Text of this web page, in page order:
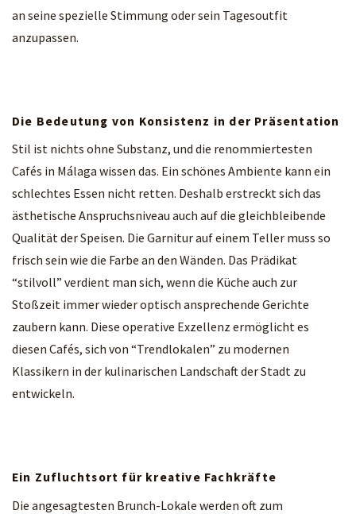
an seine spezielle Stimmung oder sein Tagesoutfit
anzupassen.
Die Bedeutung von Konsistenz in der Präsentation
Stil ist nichts ohne Substanz, und die renommiertesten
Cafés in Málaga wissen das. Ein schönes Ambiente kann ein
schlechtes Essen nicht retten. Deshalb erstreckt sich das
ästhetische Anspruchsniveau auch auf die gleichbleibende
Qualität der Speisen. Die Garnitur auf einem Teller muss so
frisch sein wie die Farbe an den Wänden. Das Prädikat
“stilvoll” verdient man sich, wenn die Küche auch zur
Stoßzeit immer wieder optisch ansprechende Gerichte
zaubern kann. Diese operative Exzellenz ermöglicht es
diesen Cafés, sich von “Trendlokalen” zu modernen
Klassikern in der kulinarischen Landschaft der Stadt zu
entwickeln.
Ein Zufluchtsort für kreative Fachkräfte
Die angesagtesten Brunch-Lokale werden oft zum